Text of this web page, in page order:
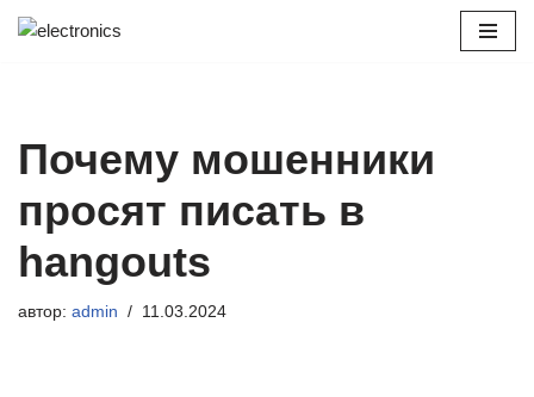
Почему мошенники
просят писать в
hangouts
автор: admin 11.03.2024